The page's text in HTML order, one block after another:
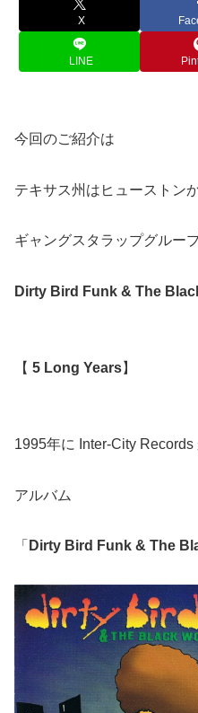
X
LINE
今回のご紹介は
テキサス州はヒューストン
ギャングスタラップグルー
Dirty Bird Funk & The
【 5 Long Years】
1995年に Inter-City
アルバム
「 Dirty Bird Funk & The